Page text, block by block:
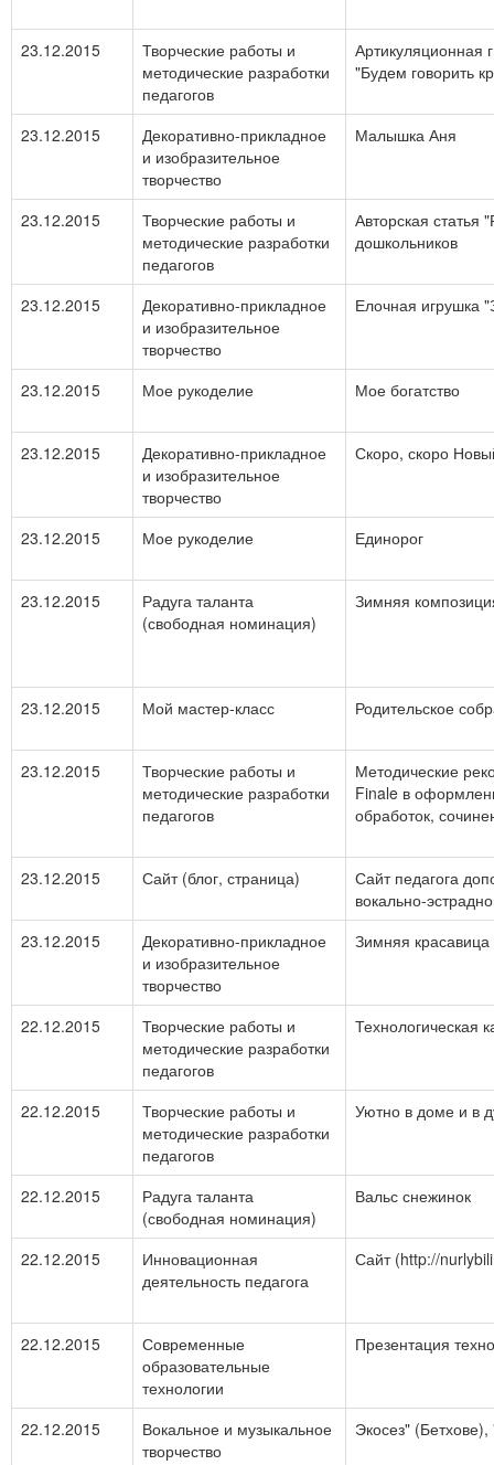
23.12.2015
Творческие работы и
методические разработки
педагогов
Артикуляционная
"Будем говорить
23.12.2015
Декоративно-прикладное
и изобразительное
творчество
Малышка Аня
23.12.2015
Творческие работы и
методические разработки
педагогов
Авторская статья
дошкольников
23.12.2015
Декоративно-прикладное
и изобразительное
творчество
Елочная игрушка
23.12.2015 Мое рукоделие Мое богатство
23.12.2015
Декоративно-прикладное
и изобразительное
творчество
Скоро, скоро
23.12.2015 Мое рукоделие Единорог
23.12.2015
Радуга таланта
(свободная номинация)
Зимняя
23.12.2015 Мой мастер-класс Родительское
23.12.2015
Творческие работы и
методические разработки
педагогов
Методические
Finale в
обработок,
23.12.2015 Сайт (блог, страница)
Сайт педагога
вокально-
23.12.2015
Декоративно-прикладное
и изобразительное
творчество
Зимняя красавица
22.12.2015
Творческие работы и
методические разработки
педагогов
Технологическая
22.12.2015
Творческие работы и
методические разработки
педагогов
Уютно в доме и в
22.12.2015
Радуга таланта
(свободная номинация)
Вальс снежинок
22.12.2015
Инновационная
деятельность педагога
Сайт (http://
22.12.2015
Современные
образовательные
технологии
Презентация
22.12.2015
Вокальное и музыкальное
творчество
Экосез"